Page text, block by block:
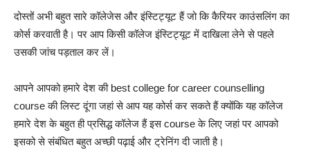
दोस्तों अभी बहुत सारे कॉलेजेस और इंस्टिट्यूट हैं जो कि कैरियर काउंसलिंग का
कोर्स करवाती है। पर आप किसी कॉलेज इंस्टिट्यूट में दाखिला लेने से पहले
उसकी जांच पड़ताल कर लें।
आपने आपको हमारे देश की best college for career counselling
course की लिस्ट दूंगा जहां से आप यह कोर्स कर सकते हैं क्योंकि यह कॉलेज
हमारे देश के बहुत ही प्रसिद्ध कॉलेज हैं इस course के लिए जहां पर आपको
इसको से संबंधित बहुत अच्छी पढ़ाई और ट्रेनिंग दी जाती है।